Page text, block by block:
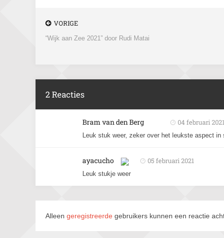
VORIGE
“Wijk aan Zee 2021” door Rudi Matai
2 Reacties
Bram van den Berg 04 februari 2021
Leuk stuk weer, zeker over het leukste aspect
ayacucho 05 februari 2021
Leuk stukje weer
Alleen geregistreerde gebruikers kunnen een reactie